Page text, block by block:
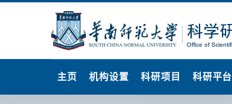
主页 机构设置 科研项目 科研平台